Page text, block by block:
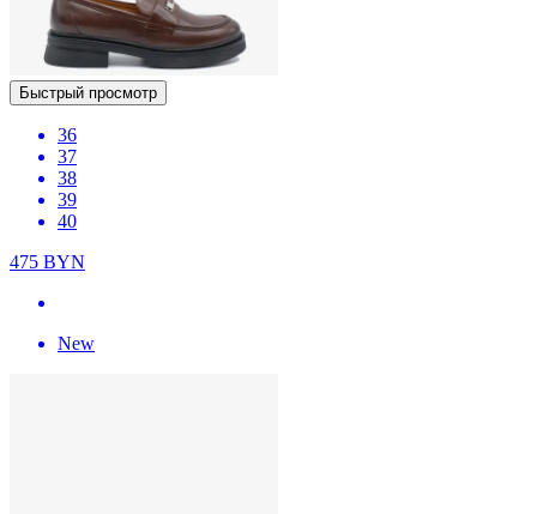
Быстрый просмотр
36
37
38
39
40
475 BYN
New